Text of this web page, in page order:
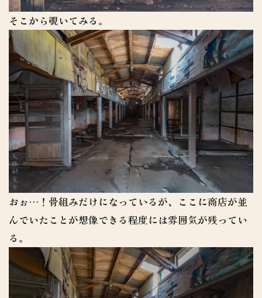
そこから覗いてみる。
おぉ…！骨組みだけになっているが、ここに商店が並
んでいたことが想像できる程度には雰囲気が残ってい
る。